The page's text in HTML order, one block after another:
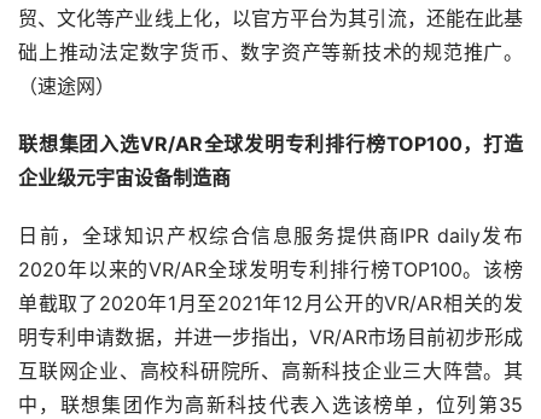
贸、文化等产业线上化，以官方平台为其引流，还能在此基
础上推动法定数字货币、数字资产等新技术的规范推广。
（速途网）
联想集团入选VR/AR全球发明专利排行榜TOP100，打造
企业级元宇宙设备制造商
日前，全球知识产权综合信息服务提供商IPR daily发布
2020年以来的VR/AR全球发明专利排行榜TOP100。该榜
单截取了2020年1月至2021年12月公开的VR/AR相关的发
明专利申请数据，并进一步指出，VR/AR市场目前初步形成
互联网企业、高校科研院所、高新科技企业三大阵营。其
中，联想集团作为高新科技代表入选该榜单，位列第35